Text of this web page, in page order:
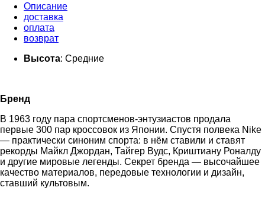
Описание
доставка
оплата
возврат
Высота: Средние
Бренд
В 1963 году пара спортсменов-энтузиастов продала
первые 300 пар кроссовок из Японии. Спустя полвека Nike
— практически синоним спорта: в нём ставили и ставят
рекорды Майкл Джордан, Тайгер Вудс, Криштиану Роналду
и другие мировые легенды. Секрет бренда — высочайшее
качество материалов, передовые технологии и дизайн,
ставший культовым.